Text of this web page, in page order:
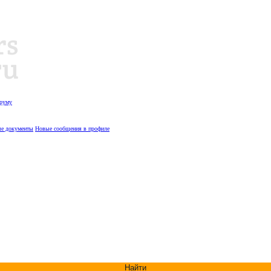
документы Новые сообщения в профиле
Найти